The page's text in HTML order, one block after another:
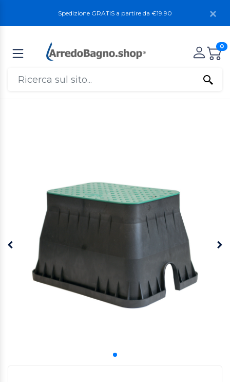
Spedizione GRATIS a partire da €19.90
0